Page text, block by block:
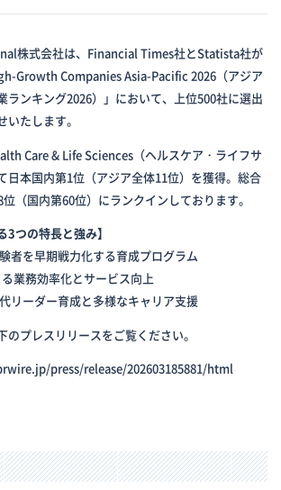
株式会社は、Financial Times社とStatista社が
Growth Companies Asia-Pacific 2026（アジア
ランキング2026）」において、上位500社に選出
いたします。
Care & Life Sciences（ヘルスケア・ライフサ
日本国内第1位（アジア全体11位）を獲得。総合
（国内第60位）にランクインしております。
3つの特長と強み】
者を早期戦力化する育成プログラム
業務効率化とサービス向上
リーダー育成と多様なキャリア支援
プレスリリースをご覧ください。
press/release/202603185881/html